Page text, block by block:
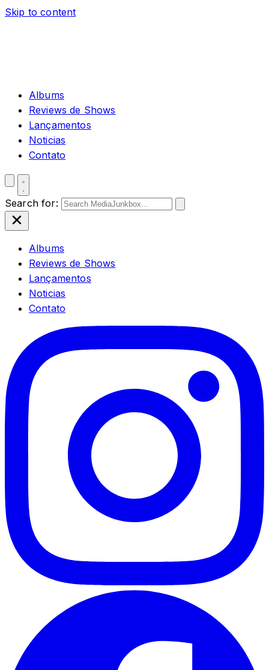
Skip to content
Albums
Reviews de Shows
Lançamentos
Noticias
Contato
Search for:
Albums
Reviews de Shows
Lançamentos
Noticias
Contato